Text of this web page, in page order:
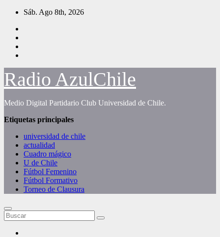
Saltar
contenido
Sáb. Ago 8th, 2026
Radio AzulChile
Medio Digital Partidario Club Universidad de Chile.
Etiquetas principales
universidad de chile
actualidad
Cuadro mágico
U de Chile
Fútbol Femenino
Fútbol Formativo
Torneo de Clausura